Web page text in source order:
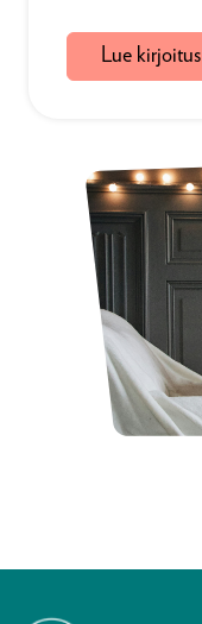
Lue kirjoitus